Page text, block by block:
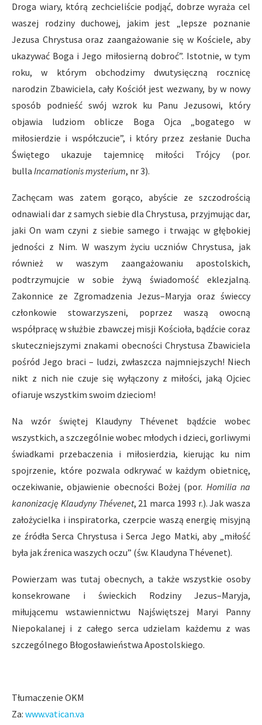
Droga wiary, którą zechcieliście podjąć, dobrze wyraża cel
waszej rodziny duchowej, jakim jest „lepsze poznanie
Jezusa Chrystusa oraz zaangażowanie się w Kościele, aby
ukazywać Boga i Jego miłosierną dobroć”. Istotnie, w tym
roku, w którym obchodzimy dwutysięczną rocznicę
narodzin Zbawiciela, cały Kościół jest wezwany, by w nowy
sposób podnieść swój wzrok ku Panu Jezusowi, który
objawia ludziom oblicze Boga Ojca „bogatego w
miłosierdzie i współczucie”, i który przez zesłanie Ducha
Świętego ukazuje tajemnicę miłości Trójcy (por.
bulla Incarnationis mysterium, nr 3).
Zachęcam was zatem gorąco, abyście ze szczodrością
odnawiali dar z samych siebie dla Chrystusa, przyjmując dar,
jaki On wam czyni z siebie samego i trwając w głębokiej
jedności z Nim. W waszym życiu uczniów Chrystusa, jak
również w waszym zaangażowaniu apostolskich,
podtrzymujcie w sobie żywą świadomość eklezjalną.
Zakonnice ze Zgromadzenia Jezus–Maryja oraz świeccy
członkowie stowarzyszeni, poprzez waszą owocną
współpracę w służbie zbawczej misji Kościoła, bądźcie coraz
skuteczniejszymi znakami obecności Chrystusa Zbawiciela
pośród Jego braci – ludzi, zwłaszcza najmniejszych! Niech
nikt z nich nie czuje się wyłączony z miłości, jaką Ojciec
ofiaruje wszystkim swoim dzieciom!
Na wzór świętej Klaudyny Thévenet bądźcie wobec
wszystkich, a szczególnie wobec młodych i dzieci, gorliwymi
świadkami przebaczenia i miłosierdzia, kierując ku nim
spojrzenie, które pozwala odkrywać w każdym obietnicę,
oczekiwanie, objawienie obecności Bożej (por. Homilia na
kanonizację Klaudyny Thévenet, 21 marca 1993 r.). Jak wasza
założycielka i inspiratorka, czerpcie waszą energię misyjną
ze źródła Serca Chrystusa i Serca Jego Matki, aby „miłość
była jak źrenica waszych oczu” (św. Klaudyna Thévenet).
Powierzam was tutaj obecnych, a także wszystkie osoby
konsekrowane i świeckich Rodziny Jezus–Maryja,
miłującemu wstawiennictwu Najświętszej Maryi Panny
Niepokalanej i z całego serca udzielam każdemu z was
szczególnego Błogosławieństwa Apostolskiego.
Tłumaczenie OKM
Za: www.vatican.va